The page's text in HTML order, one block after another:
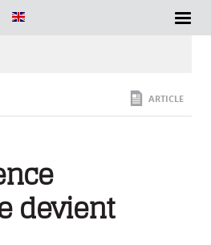
ARTICLE
devient